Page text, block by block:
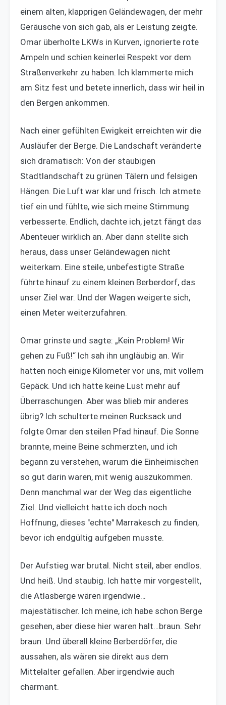
einem alten, klapprigen Geländewagen, der mehr
Geräusche von sich gab, als er Leistung zeigte.
Omar überholte LKWs in Kurven, ignorierte rote
Ampeln und schien keinerlei Respekt vor dem
Straßenverkehr zu haben. Ich klammerte mich
am Sitz fest und betete innerlich, dass wir heil in
den Bergen ankommen.
Nach einer gefühlten Ewigkeit erreichten wir die
Ausläufer der Berge. Die Landschaft veränderte
sich dramatisch: Von der staubigen
Stadtlandschaft zu grünen Tälern und felsigen
Hängen. Die Luft war klar und frisch. Ich atmete
tief ein und fühlte, wie sich meine Stimmung
verbesserte. Endlich, dachte ich, jetzt fängt das
Abenteuer wirklich an. Aber dann stellte sich
heraus, dass unser Geländewagen nicht
weiterkam. Eine steile, unbefestigte Straße
führte hinauf zu einem kleinen Berberdorf, das
unser Ziel war. Und der Wagen weigerte sich,
einen Meter weiterzufahren.
Omar grinste und sagte: „Kein Problem! Wir
gehen zu Fuß!“ Ich sah ihn ungläubig an. Wir
hatten noch einige Kilometer vor uns, mit vollem
Gepäck. Und ich hatte keine Lust mehr auf
Überraschungen. Aber was blieb mir anderes
übrig? Ich schulterte meinen Rucksack und
folgte Omar den steilen Pfad hinauf. Die Sonne
brannte, meine Beine schmerzten, und ich
begann zu verstehen, warum die Einheimischen
so gut darin waren, mit wenig auszukommen.
Denn manchmal war der Weg das eigentliche
Ziel. Und vielleicht hatte ich doch noch
Hoffnung, dieses "echte" Marrakesch zu finden,
bevor ich endgültig aufgeben musste.
Der Aufstieg war brutal. Nicht steil, aber endlos.
Und heiß. Und staubig. Ich hatte mir vorgestellt,
die Atlasberge wären irgendwie…
majestätischer. Ich meine, ich habe schon Berge
gesehen, aber diese hier waren halt…braun. Sehr
braun. Und überall kleine Berberdörfer, die
aussahen, als wären sie direkt aus dem
Mittelalter gefallen. Aber irgendwie auch
charmant.